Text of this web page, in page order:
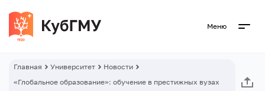
Меню
Главная Университет
Новости
«Глобальное образование»: обучение в престижных вузах